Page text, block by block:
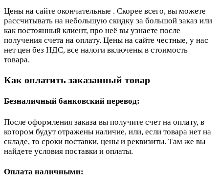
Цены на сайте окончательные . Скорее всего, вы можете
рассчитывать на небольшую скидку за большой заказ или
как постоянный клиент, про неё вы узнаете после
получения счета на оплату. Цены на сайте честные, у нас
нет цен без НДС, все налоги включены в стоимость
товара.
Как оплатить заказанный товар
Безналичный банковский перевод:
После оформления заказа вы получите счет на оплату, в
котором будут отражены наличие, или, если товара нет на
складе, то сроки поставки, цены и реквизиты. Там же вы
найдете условия поставки и оплаты.
Оплата наличными: